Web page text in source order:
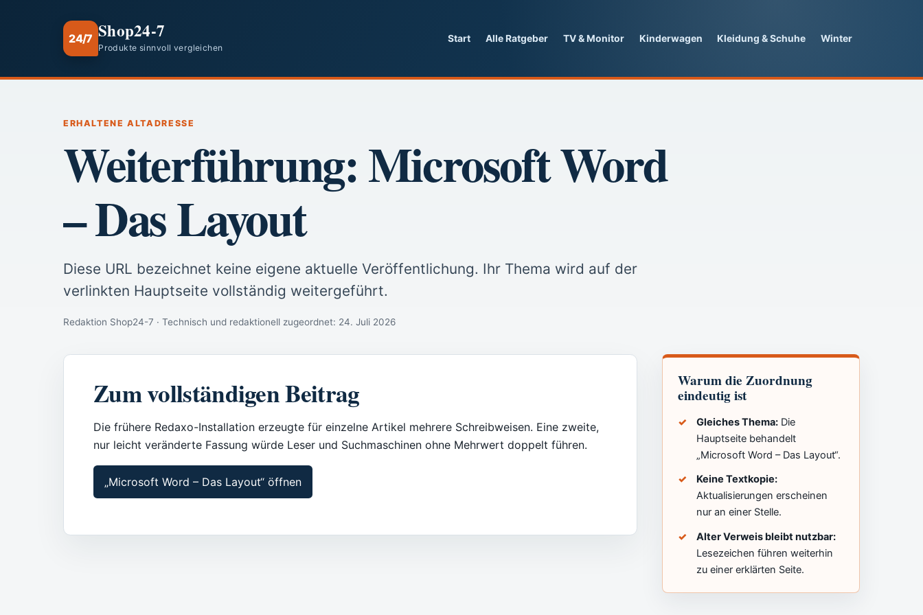
24/7 Shop24-7
Produkte sinnvoll vergleichen
Start Alle Ratgeber TV & Monitor Kinderwagen Kleidung & Schuhe Winter
ERHALTENE ALTADRESSE
Weiterführung: Microsoft Word
– Das Layout
Diese URL bezeichnet keine eigene aktuelle Veröffentlichung. Ihr Thema wird auf der
verlinkten Hauptseite vollständig weitergeführt.
Redaktion Shop24-7 · Technisch und redaktionell zugeordnet: 24. Juli 2026
Warum die Zuordnung
eindeutig ist
Gleiches Thema:Die
Hauptseite behandelt
„Microsoft Word – Das Layout“.
Keine Textkopie:
Aktualisierungen erscheinen
nur an einer Stelle.
Alter Verweis bleibt nutzbar:
Lesezeichen führen weiterhin
zu einer erklärten Seite.
Zum vollständigen Beitrag
Die frühere Redaxo-Installation erzeugte für einzelne Artikel mehrere Schreibweisen. Eine zweite,
nur leicht veränderte Fassung würde Leser und Suchmaschinen ohne Mehrwert doppelt führen.
„Microsoft Word – Das Layout“ öffnen